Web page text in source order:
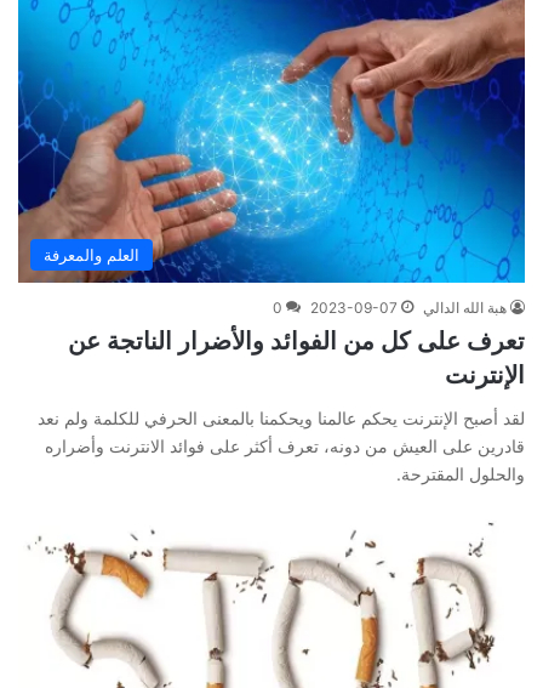
العلم والمعرفة
هبة الله الدالي 2023-09-07
0
تعرف على كل من الفوائد والأضرار الناتجة عن
الإنترنت
لقد أصبح الإنترنت يحكم عالمنا ويحكمنا بالمعنى الحرفي للكلمة ولم نعد
قادرين على العيش من دونه، تعرف أكثر على فوائد الانترنت وأضراره
والحلول المقترحة.